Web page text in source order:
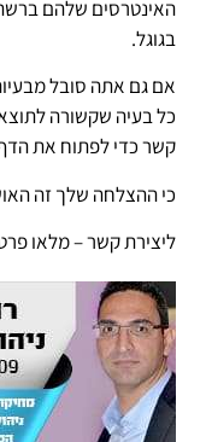
האינטרסים שלהם
בגוגל.
אם גם אתה סובל
כל בעיה שקשורה
קשר כדי לפתוח את
כי ההצלחה שלך זה
ליצירת קשר – מלאו